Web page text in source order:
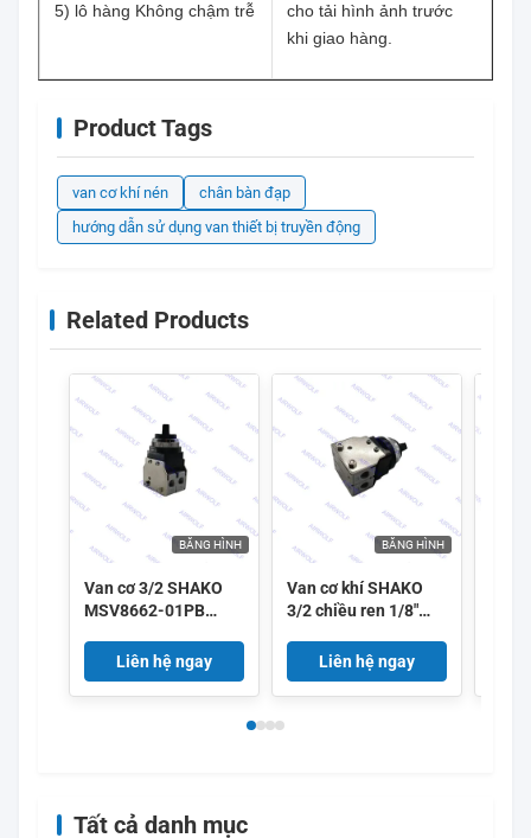
5) lô hàng Không chậm trễ
cho tải hình ảnh trước
khi giao hàng.
Product Tags
van cơ khí nén
chân bàn đạp
hướng dẫn sử dụng van thiết bị truyền động
Related Products
BĂNG HÌNH
Van cơ 3/2 SHAKO
MSV8662-01PB
MSV8662-01PPL
MSV8662-01EB 1/8"
Liên hệ ngay
BĂNG HÌNH
Van cơ khí SHAKO
3/2 chiều ren 1/8"
MSV8662-01TB
MSV8662-01LB
MSV8662-01RL
Liên hệ ngay
Tất cả danh mục